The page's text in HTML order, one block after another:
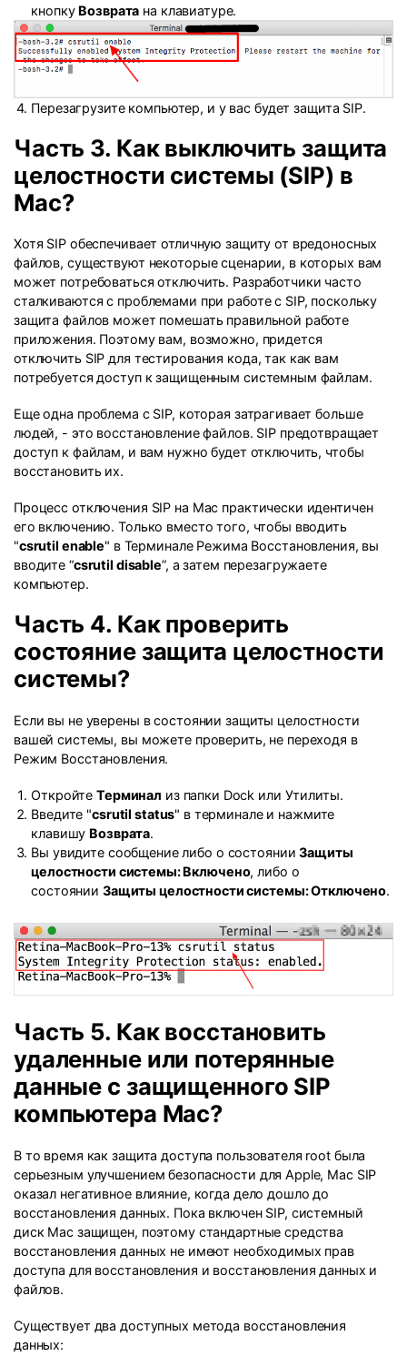
кнопку Возврата на клавиатуре.
Перезагрузите компьютер, и у вас будет защита SIP.
Часть 3. Как выключить защита
целостности системы (SIP) в
Mac?
Хотя SIP обеспечивает отличную защиту от вредоносных
файлов, существуют некоторые сценарии, в которых вам
может потребоваться отключить. Разработчики часто
сталкиваются с проблемами при работе с SIP, поскольку
защита файлов может помешать правильной работе
приложения. Поэтому вам, возможно, придется
отключить SIP для тестирования кода, так как вам
потребуется доступ к защищенным системным файлам.
Еще одна проблема с SIP, которая затрагивает больше
людей, - это восстановление файлов. SIP предотвращает
доступ к файлам, и вам нужно будет отключить, чтобы
восстановить их.
Процесс отключения SIP на Mac практически идентичен
его включению. Только вместо того, чтобы вводить
"csrutil enable" в Терминале Режима Восстановления, вы
вводите “csrutil disable”, а затем перезагружаете
компьютер.
Часть 4. Как проверить
состояние защита целостности
системы?
Если вы не уверены в состоянии защиты целостности
вашей системы, вы можете проверить, не переходя в
Режим Восстановления.
Откройте Терминал из папки Dock или Утилиты.
Введите "csrutil status" в терминале и нажмите
клавишу Возврата.
Вы увидите сообщение либо о состоянии Защиты
целостности системы: Включено, либо о
состоянии Защиты целостности системы: Отключено.
Часть 5. Как восстановить
удаленные или потерянные
данные с защищенного SIP
компьютера Mac?
В то время как защита доступа пользователя root была
серьезным улучшением безопасности для Apple, Mac SIP
оказал негативное влияние, когда дело дошло до
восстановления данных. Пока включен SIP, системный
диск Mac защищен, поэтому стандартные средства
восстановления данных не имеют необходимых прав
доступа для восстановления и восстановления данных и
файлов.
Существует два доступных метода восстановления
данных: